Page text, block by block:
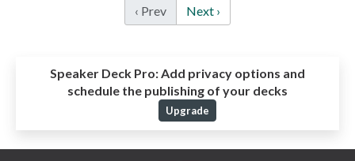
‹ Prev Next ›
Speaker Deck Pro:Add privacy options and
schedule the publishing of your decks
Upgrade